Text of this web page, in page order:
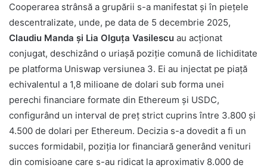
Cooperarea strânsă a grupării s-a manifestat și în piețele
descentralizate, unde, pe data de 5 decembrie 2025,
Claudiu Manda și Lia Olguța Vasilescu au acționat
conjugat, deschizând o uriașă poziție comună de lichiditate
pe platforma Uniswap versiunea 3. Ei au injectat pe piață
echivalentul a 1,8 milioane de dolari sub forma unei
perechi financiare formate din Ethereum și USDC,
configurând un interval de preț strict cuprins între 3.800 și
4.500 de dolari per Ethereum. Decizia s-a dovedit a fi un
succes formidabil, poziția lor financiară generând venituri
din comisioane care s-au ridicat la aproximativ 8.000 de